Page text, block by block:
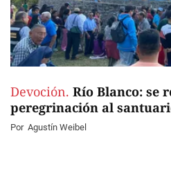
Devoción. Río Blanco: se
peregrinación al
Por Agustín Weibel